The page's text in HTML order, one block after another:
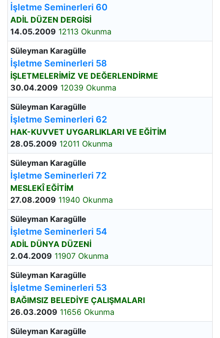
İşletme Seminerleri 60
ADİL DÜZEN DERGİSİ
14.05.2009 12113 Okunma
Süleyman Karagülle
İşletme Seminerleri 58
İŞLETMELERİMİZ VE DEĞERLENDİRME
30.04.2009 12039 Okunma
Süleyman Karagülle
İşletme Seminerleri 62
HAK-KUVVET UYGARLIKLARI VE EĞİTİM
28.05.2009 12011 Okunma
Süleyman Karagülle
İşletme Seminerleri 72
MESLEKÎ EĞİTİM
27.08.2009 11940 Okunma
Süleyman Karagülle
İşletme Seminerleri 54
ADİL DÜNYA DÜZENİ
2.04.2009 11907 Okunma
Süleyman Karagülle
İşletme Seminerleri 53
BAĞIMSIZ BELEDİYE ÇALIŞMALARI
26.03.2009 11656 Okunma
Süleyman Karagülle